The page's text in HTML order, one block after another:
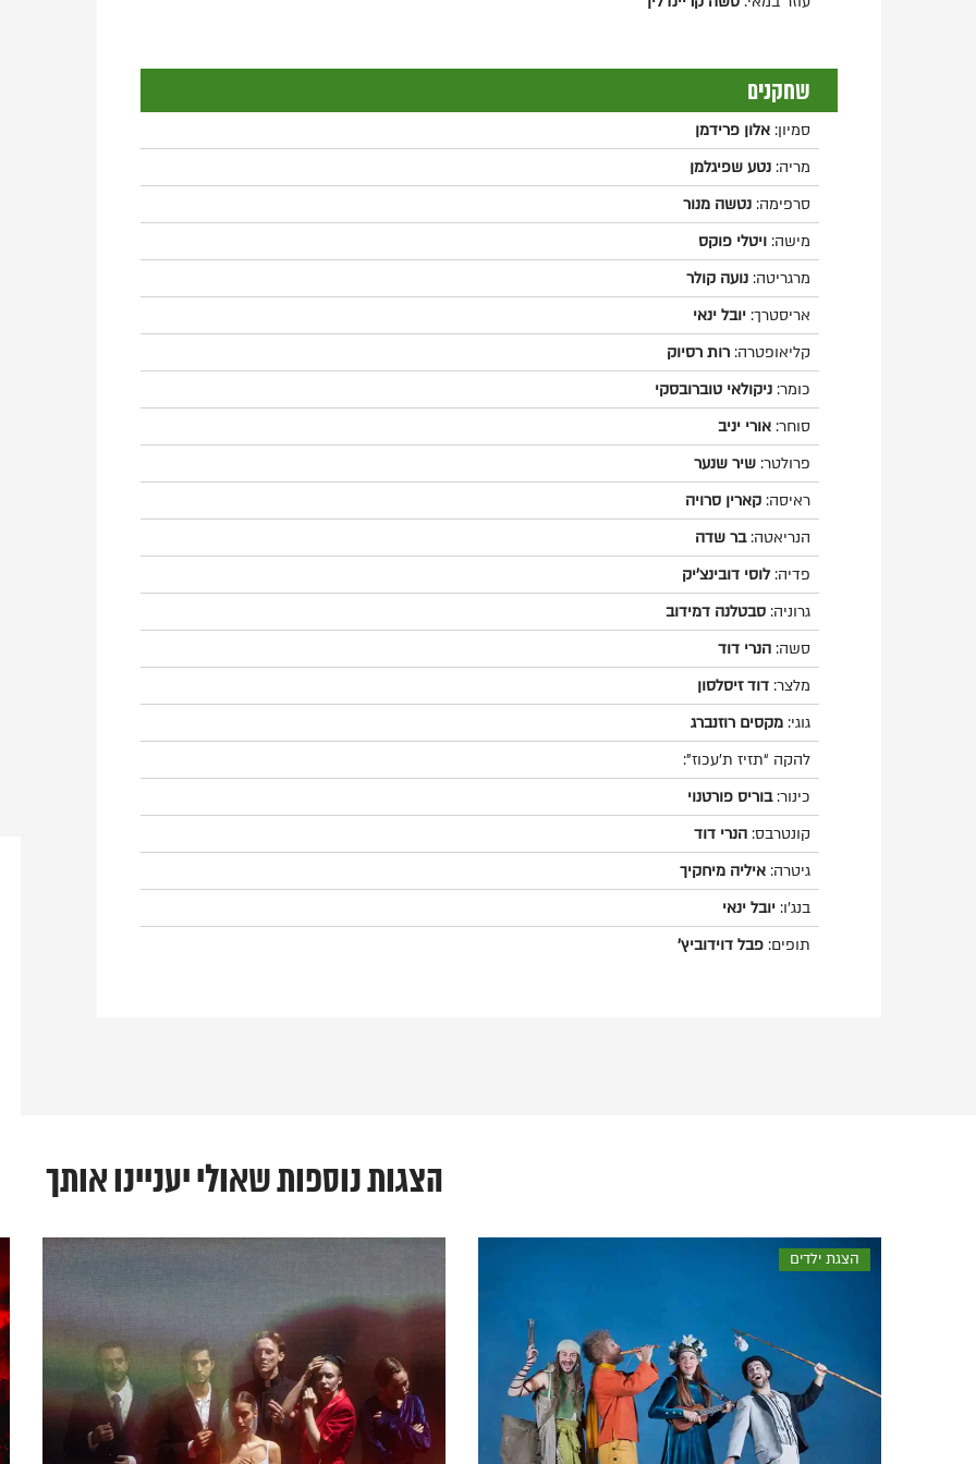
שחקנים
סמיון: אלון פרידמן
מריה: נטע שפיגלמן
סרפימה: נטשה מנור
מישה: ויטלי פוקס
מרגריטה: נועה קולר
אריסטרך: יובל ינאי
קליאופטרה: רות רסיוק
כומר: ניקולאי טוברובסקי
סוחר: אורי יניב
פרולטר: שיר שנער
ראיסה: קארין סרויה
הנריאטה:בר שדה
פדיה:לוסי דובינצ'יק
גרוניה: סבטלנה דמידוב
סשה: הנרי דוד
מלצר: דוד זיסלסון
גוגי: מקסים רוזנברג
להקה “תזיז ת’עכוז”:
כינור:בוריס פורטנוי
קונטרבס: הנרי דוד
גיטרה: איליה מיחקיך
בנג'ו: יובל ינאי
תופים: פבל דוידוביץ'
הצגות נוספות שאולי יעניינו אותך
הצגת ילדים